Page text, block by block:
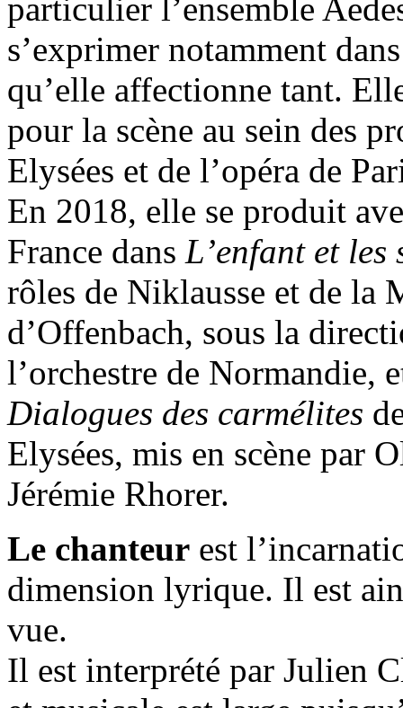
particulier l’ensemble
s’exprimer notamment
qu’elle affectionne tant.
pour la scène au sein des
Elysées et de l’opéra de
En 2018, elle se produit
France dans L’enfant et les
rôles de Niklausse et de la
d’Offenbach, sous la
l’orchestre de Normandie,
Dialogues des carmélites
Elysées, mis en scène par
Jérémie Rhorer.
Le chanteur est
dimension lyrique. Il est
vue.
Il est interprété par Julien